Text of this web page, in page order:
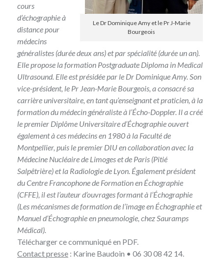
Le Dr Dominique Amy et le Pr J-Marie
Bourgeois
cours
d’échographie à
distance pour
médecins
généralistes (durée deux ans) et par spécialité (durée un an).
Elle propose la formation Postgraduate Diploma in Medical
Ultrasound. Elle est présidée par le Dr Dominique Amy. Son
vice-président, le Pr Jean-Marie Bourgeois, a consacré sa
carrière universitaire, en tant qu’enseignant et praticien, à la
formation du médecin généraliste à l’Écho-Doppler. Il a créé
le premier Diplôme Universitaire d’Échographie ouvert
également à ces médecins en 1980 à la Faculté de
Montpellier, puis le premier DIU en collaboration avec la
Médecine Nucléaire de Limoges et de Paris (Pitié
Salpêtrière) et la Radiologie de Lyon. Également président
du Centre Francophone de Formation en Échographie
(CFFE), il est l’auteur d’ouvrages formant à l’Échographie
(Les mécanismes de formation de l’image en Échographie et
Manuel d’Échographie en pneumologie, chez Sauramps
Médical).
Téléchargerce communiqué en PDF.
Contact presse : Karine Baudoin • 06 30 08 42 14.